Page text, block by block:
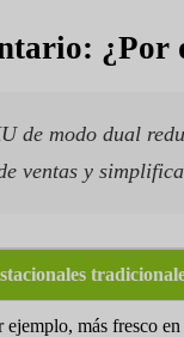
¿Por
de modo dual
ventas y
ejemplo, más fresco